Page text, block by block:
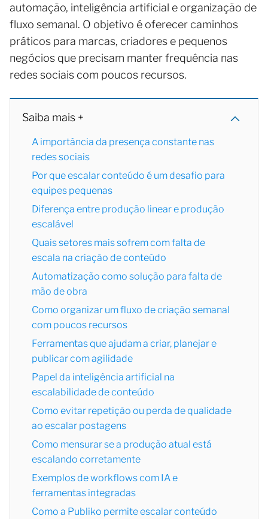
automação, inteligência artificial e organização de
fluxo semanal. O objetivo é oferecer caminhos
práticos para marcas, criadores e pequenos
negócios que precisam manter frequência nas
redes sociais com poucos recursos.
Saiba mais +
A importância da presença constante nas
redes sociais
Por que escalar conteúdo é um desafio para
equipes pequenas
Diferença entre produção linear e produção
escalável
Quais setores mais sofrem com falta de
escala na criação de conteúdo
Automatização como solução para falta de
mão de obra
Como organizar um fluxo de criação semanal
com poucos recursos
Ferramentas que ajudam a criar, planejar e
publicar com agilidade
Papel da inteligência artificial na
escalabilidade de conteúdo
Como evitar repetição ou perda de qualidade
ao escalar postagens
Como mensurar se a produção atual está
escalando corretamente
Exemplos de workflows com IA e
ferramentas integradas
Como a Publiko permite escalar conteúdo